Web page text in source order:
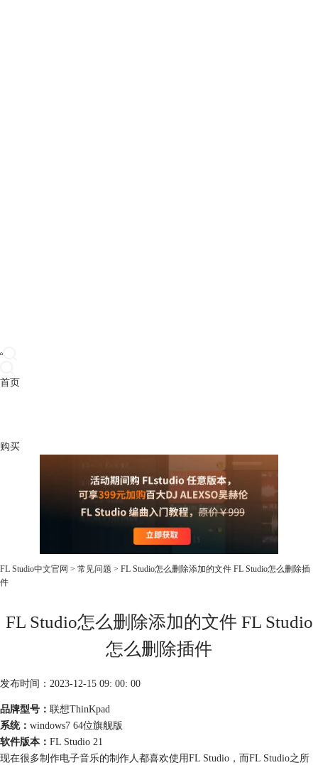
首页
购买
FL Studio中文官网 > 常见问题 > FL Studio怎么删除添加的文件 FL Studio怎么删除插
件
FL Studio怎么删除添加的文件 FL Studio
怎么删除插件
发布时间：2023-12-15 09: 00: 00
品牌型号： 联想ThinKpad
系统： windows7 64位旗舰版
软件版本： FL Studio 21
现在很多制作电子音乐的制作人都喜欢使用FL Studio，而FL Studio之所